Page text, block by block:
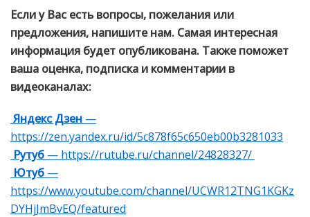
Если у Вас есть вопросы, пожелания или
предложения, напишите нам. Самая интересная
информация будет опубликована. Также поможет
ваша оценка, подписка и комментарии в
видеоканалах:
Яндекс Дзен —
https://zen.yandex.ru/id/5c878f65c650eb00b3281033
Рутуб — https://rutube.ru/channel/24828327/
Ютуб —
https://www.youtube.com/channel/UCWR12TNG1KGKz
DYHjJmBvEQ/featured